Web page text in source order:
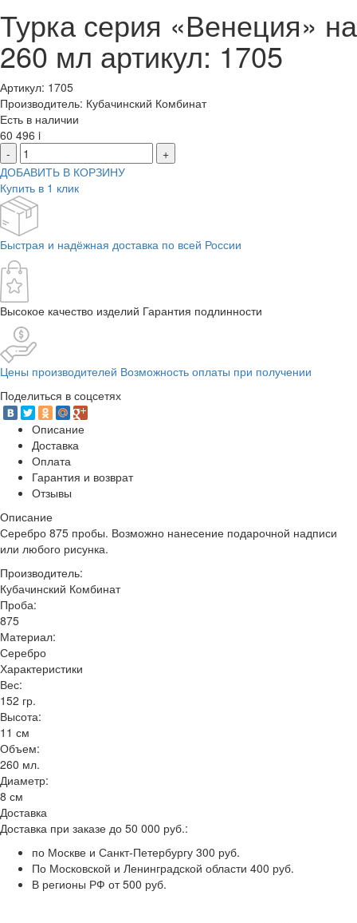
Турка серия «Венеция» на
260 мл артикул: 1705
Артикул: 1705
Производитель: Кубачинский Комбинат
Есть в наличии
60 496 i
-
+
ДОБАВИТЬ В КОРЗИНУ
Купить в 1 клик
Быстрая и надёжная доставка по всей России
Высокое качество изделий Гарантия подлинности
Цены производителей Возможность оплаты при получении
Поделиться в соцсетях
Описание
Доставка
Оплата
Гарантия и возврат
Отзывы
Описание
Серебро 875 пробы. Возможно нанесение подарочной надписи
или любого рисунка.
Производитель:
Кубачинский Комбинат
Проба:
875
Материал:
Серебро
Характеристики
Вес:
152 гр.
Высота:
11 см
Объем:
260 мл.
Диаметр:
8 см
Доставка
Доставка при заказе до 50 000 руб.:
по Москве и Санкт-Петербургу 300 руб.
По Московской и Ленинградской области 400 руб.
В регионы РФ от 500 руб.